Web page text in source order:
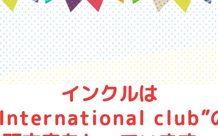
インクルは
club”